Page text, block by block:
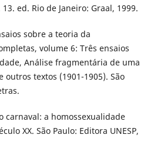
ed. Rio de Janeiro: Graal, 1999.
sobre a teoria da
volume 6: Três ensaios
Análise fragmentária de uma
outros textos (1901-1905). São
carnaval: a homossexualidade
XX. São Paulo: Editora UNESP,